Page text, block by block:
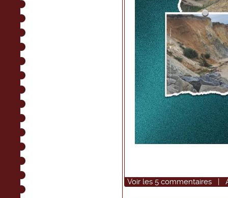
Voir les 5 commentaires |